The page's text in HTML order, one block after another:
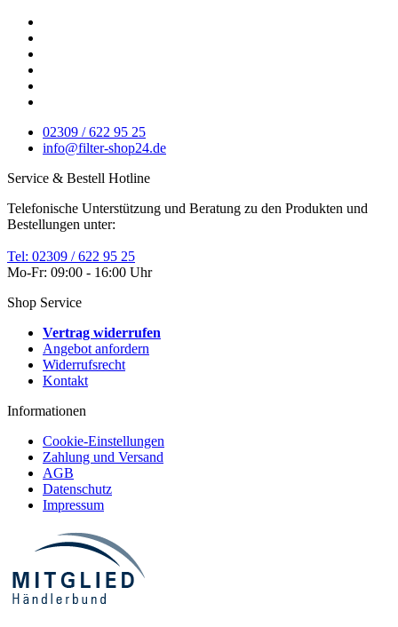
02309 / 622 95 25
info@filter-shop24.de
Service & Bestell Hotline
Telefonische Unterstützung und Beratung zu den Produkten und
Bestellungen unter:
Tel: 02309 / 622 95 25
Mo-Fr: 09:00 - 16:00 Uhr
Shop Service
Vertrag widerrufen
Angebot anfordern
Widerrufsrecht
Kontakt
Informationen
Cookie-Einstellungen
Zahlung und Versand
AGB
Datenschutz
Impressum